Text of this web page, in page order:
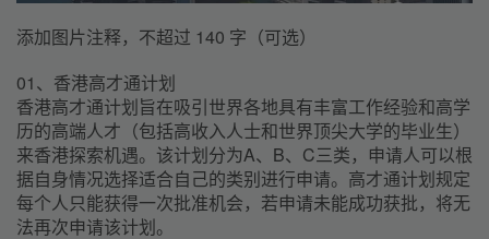
添加图片注释，不超过 140 字（可选）
01、香港高才通计划
香港高才通计划旨在吸引世界各地具有丰富工作经验和高学
历的高端人才（包括高收入人士和世界顶尖大学的毕业生）
来香港探索机遇。该计划分为A、B、C三类，申请人可以根
据自身情况选择适合自己的类别进行申请。高才通计划规定
每个人只能获得一次批准机会，若申请未能成功获批，将无
法再次申请该计划。